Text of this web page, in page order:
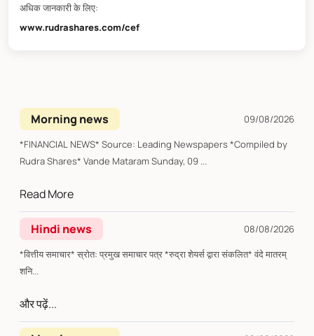
अधिक जानकारी के लिए:
www.rudrashares.com/cef
Morning news
09/08/2026
*FINANCIAL NEWS* Source: Leading Newspapers *Compiled by
Rudra Shares* Vande Mataram Sunday, 09 ...
Read More
Hindi news
08/08/2026
*वित्तीय समाचार* स्रोत: प्रमुख समाचार पत्र *रुद्रा शेयर्स द्वारा संकलित* वंदे मातरम्
शनि...
और पढ़ें...